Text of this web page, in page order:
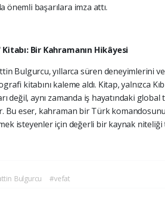
önemli başarılara imza attı.
Bir Kahramanın Hikâyesi
Bulgurcu, yıllarca süren deneyimlerini ve
kitabını kaleme aldı. Kitap, yalnızca
değil, aynı zamanda iş hayatındaki
Bu eser, kahraman bir Türk
isteyenler için değerli bir kaynak niteliği
Bulgurcu #vefat